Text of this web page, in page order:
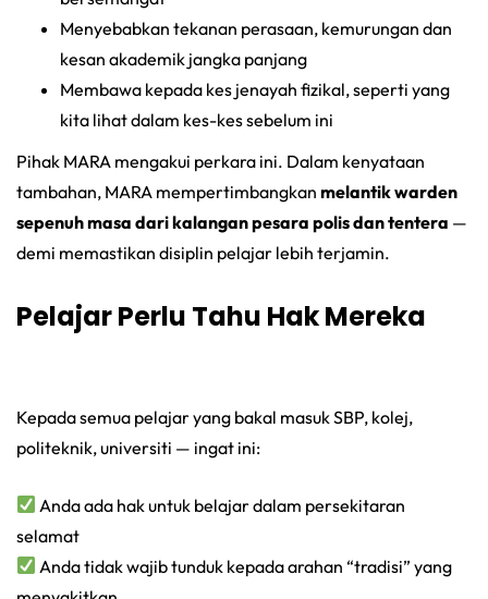
Menyebabkan tekanan perasaan, kemurungan dan
kesan akademik jangka panjang
Membawa kepada kes jenayah fizikal, seperti yang
kita lihat dalam kes-kes sebelum ini
Pihak MARA mengakui perkara ini. Dalam kenyataan
tambahan, MARA mempertimbangkan melantik warden
sepenuh masa dari kalangan pesara polis dan tentera —
demi memastikan disiplin pelajar lebih terjamin.
Pelajar Perlu Tahu Hak Mereka
Kepada semua pelajar yang bakal masuk SBP, kolej,
politeknik, universiti — ingat ini:
Anda ada hak untuk belajar dalam persekitaran
selamat
Anda tidak wajib tunduk kepada arahan “tradisi” yang